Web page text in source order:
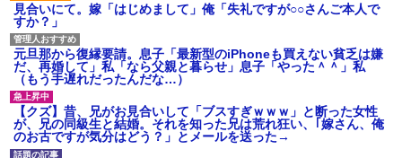
見合いにて。嫁「はじめまして」俺「失礼ですが○○さんご本人で
すか？」
元旦那から復縁要請。息子「最新型のiPhoneも買えない貧乏は嫌
だ、再婚して」私「なら父親と暮らせ」息子「やった＾＾」私
（もう手遅れだったんだな…）
【クズ】昔、兄がお見合いして「ブスすぎｗｗｗ」と断った女性
が、兄の同級生と結婚。それを知った兄は荒れ狂い、｢嫁さん、俺
のお古ですが気分はどう？」とメールを送った→